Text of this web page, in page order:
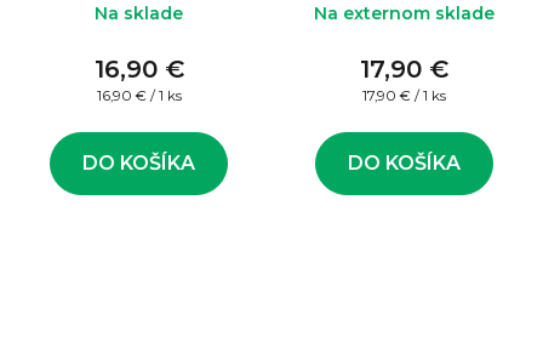
Na sklade
16,90 €
Jednotková
16,90 € / 1 ks
DO KOŠÍKA
Na externom sklade
17,90 €
Jednotková
17,90 € / 1 ks
DO KOŠÍKA